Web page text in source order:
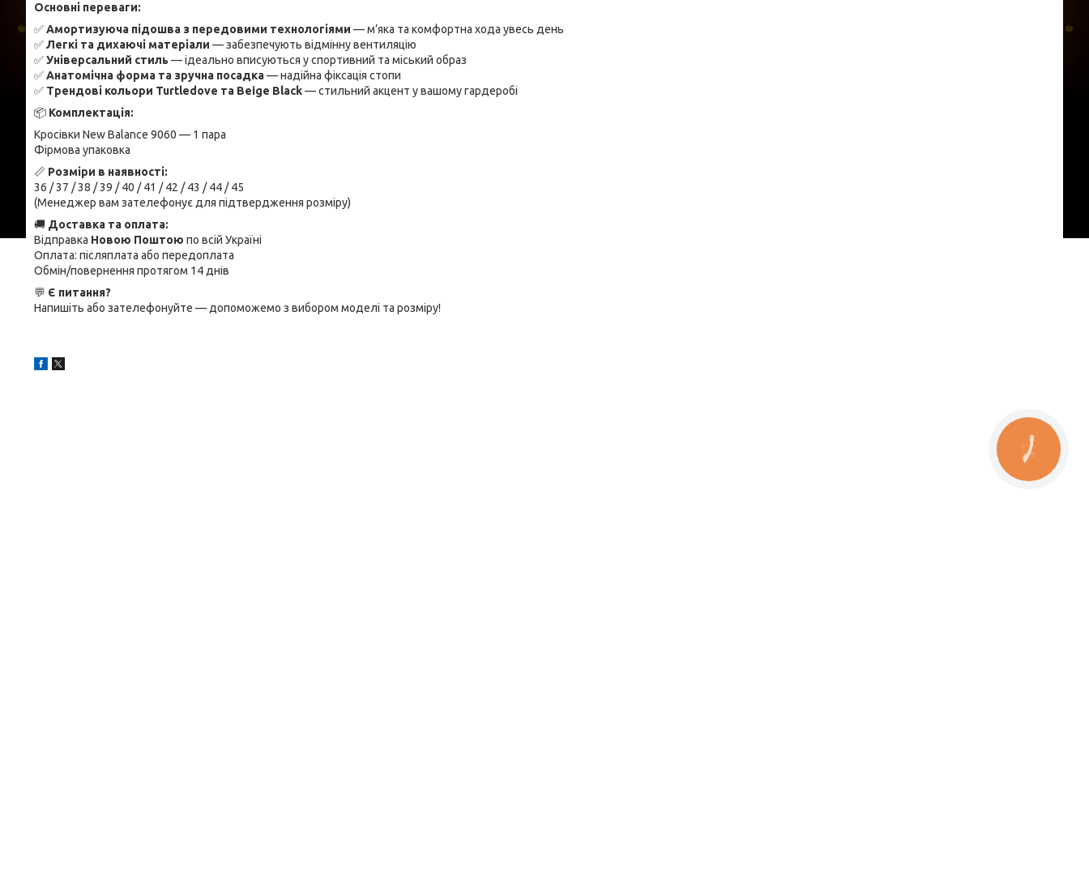
Основні переваги:
✅Амортизуюча підошва з передовими технологіями — м’яка та комфортна хода увесь день
✅Легкі та дихаючі матеріали — забезпечують відмінну вентиляцію
✅Універсальний стиль — ідеально вписуються у спортивний та міський образ
✅Анатомічна форма та зручна посадка— надійна фіксація стопи
✅ Трендові кольори Turtledove та Beige Black— стильний акцент у вашому гардеробі
📦 Комплектація:
Кросівки New Balance 9060 — 1 пара
Фірмова упаковка
📏 Розміри в наявності:
36 / 37 / 38 / 39 / 40 / 41 / 42 / 43 / 44 / 45
(Менеджер вам зателефонує для підтвердження розміру)
🚚 Доставка та оплата:
Відправка Новою Поштою по всій Україні
Оплата: післяплата або передоплата
Обмін/повернення протягом 14 днів
💬 Є питання?
Напишіть або зателефонуйте — допоможемо з вибором моделі та розміру!
КНОПКА
ЗВ'ЯЗКУ